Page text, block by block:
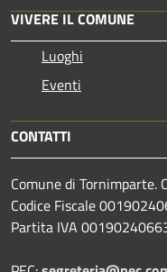
VIVERE IL COMUNE
Luoghi
Eventi
CONTATTI
Comune di Tornimparte.
Codice Fiscale
Partita IVA